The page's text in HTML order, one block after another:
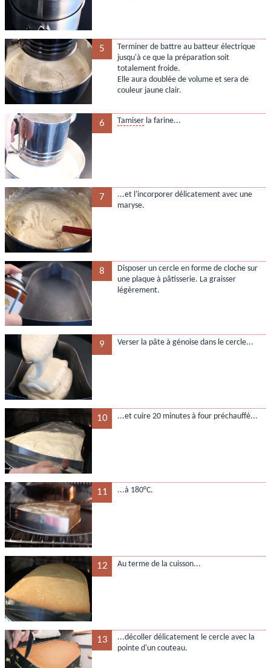
5
Terminer de battre au batteur électrique
jusqu'à ce que la préparation soit
totalement froide.
Elle aura doublée de volume et sera de
couleur jaune clair.
6 Tamiserla farine...
7
...et l'incorporer délicatement avec une
maryse.
8
Disposer un cercle en forme de cloche sur
une plaque à pâtisserie. La graisser
légèrement.
9 Verser la pâte à génoise dans le cercle...
10 ...et cuire 20 minutes à four préchauffé...
11 ...à 180°C.
12 Au terme de la cuisson...
13
...décoller délicatement le cercle avec la
pointe d'un couteau.